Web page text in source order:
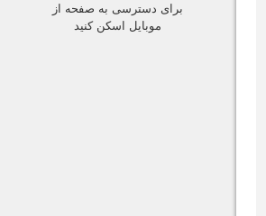
برای دسترسی به صفحه از
موبایل اسکن کنید